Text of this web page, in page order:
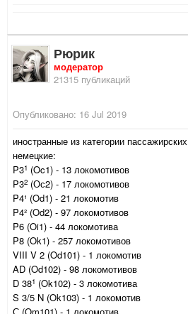
Рюрик
модератор
21315 публикаций
Опубликовано: 16 Jul 2019
иностранные из категории пассажирских
немецкие:
P31 (Oc1) - 13 локомотивов
P32 (Ос2) - 17 локомотивов
P4¹ (Od1) - 21 локомотив
P4² (Od2) - 97 локомотивов
P6 (Oi1) - 44 локомотива
P8 (Ok1) - 257 локомотивов
VIII V 2 (Od101) - 1 локомотив
AD (Od102) - 98 локомотивов
D 381 (Ok102) - 3 локомотива
S 3/5 N (Ok103) - 1 локомотив